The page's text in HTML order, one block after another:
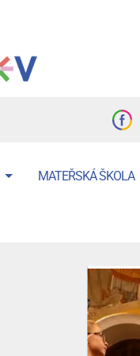
MATEŘSKÁ ŠKOLA